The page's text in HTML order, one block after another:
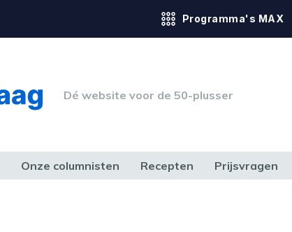
Programma's MAX
Dé website voor de 50-plusser
Onze columnisten Recepten Prijsvragen